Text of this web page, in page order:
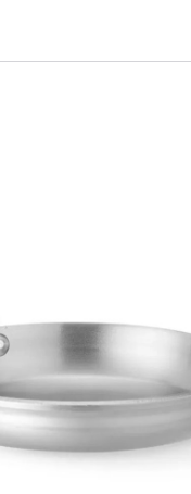
foto